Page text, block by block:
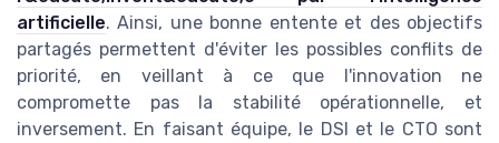
artificielle. Ainsi, une bonne entente et des objectifs
partagés permettent d'éviter les possibles conflits de
priorité, en veillant à ce que l'innovation ne
compromette pas la stabilité opérationnelle, et
inversement. En faisant équipe, le DSI et le CTO sont